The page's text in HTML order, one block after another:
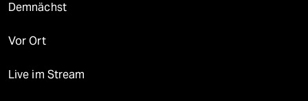
Demnächst
Vor Ort
Live im Stream